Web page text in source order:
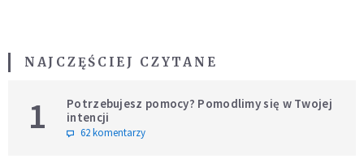
NAJCZĘŚCIEJ CZYTANE
1
Potrzebujesz pomocy? Pomodlimy się w Twojej
intencji
62 komentarzy